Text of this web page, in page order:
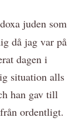
juden som
då jag var på
dagen i
situation alls
han gav till
ordentligt.